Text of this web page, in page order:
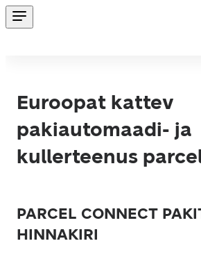
Euroopat kattev
pakiautomaadi- ja
kullerteenus
PARCEL CONNECT
HINNAKIRI